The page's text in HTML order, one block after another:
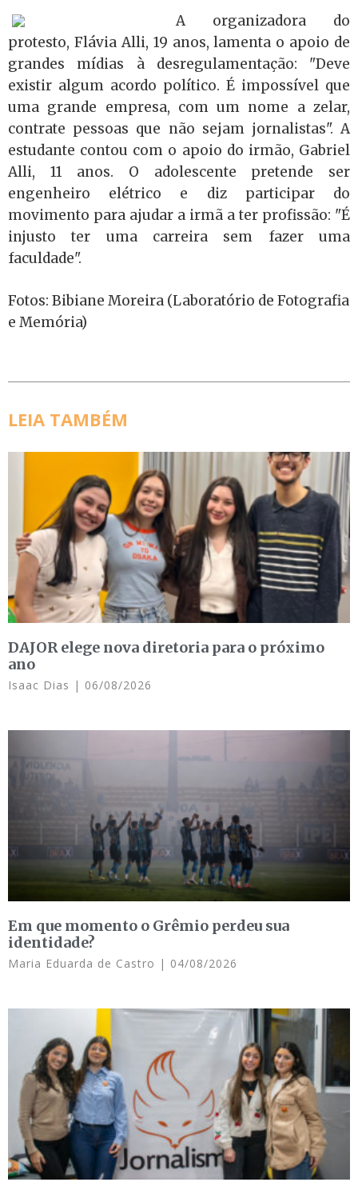
A organizadora do
protesto, Flávia Alli, 19 anos, lamenta o apoio de
grandes mídias à desregulamentação: "Deve
existir algum acordo político. É impossível que
uma grande empresa, com um nome a zelar,
contrate pessoas que não sejam jornalistas". A
estudante contou com o apoio do irmão, Gabriel
Alli, 11 anos. O adolescente pretende ser
engenheiro elétrico e diz participar do
movimento para ajudar a irmã a ter profissão: "É
injusto ter uma carreira sem fazer uma
faculdade".
Fotos: Bibiane Moreira (Laboratório de Fotografia
e Memória)
LEIA TAMBÉM
DAJOR elege nova diretoria para o próximo
ano
Isaac Dias 06/08/2026
Em que momento o Grêmio perdeu sua
identidade?
Maria Eduarda de Castro 04/08/2026